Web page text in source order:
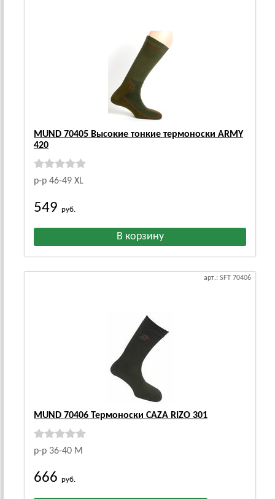
MUND 70405 Высокие тонкие термоноски ARMY
420
р-р 46-49 ХL
549 руб.
арт.: SFT 70406
MUND 70406 Термоноски CAZA RIZO 301
р-р 36-40 М
666 руб.